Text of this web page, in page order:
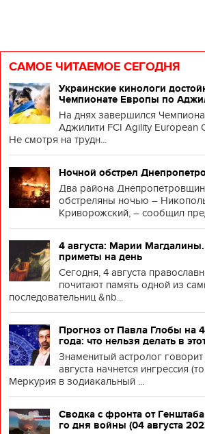
САМОЕ ЧИТАЕМОЕ СЕГОДНЯ
Украинские кинологи
Чемпионате Европы по
На днях завершился
Аджилити FCI Agility European
Не смотря на трудн...
Ночной обстрел
Два района
обстреляны ночью –
Криворожский, – сообщил
4 августа: Марии
приметы на день
Сегодня, 4 августа
почитают память одной из
последовательниц &nb...
Прогноз от Павла Глобы на 4
года: что нельзя делать в
Знаменитый астролог
августа начнется ингрессия
Меркурия в зодиакальный ...
Сводка с фронта от
го дня войны (04 августа